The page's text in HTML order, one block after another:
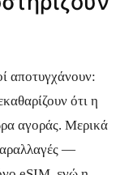
αποτυγχάνουν:
ότι η
αγοράς. Μερικά
—